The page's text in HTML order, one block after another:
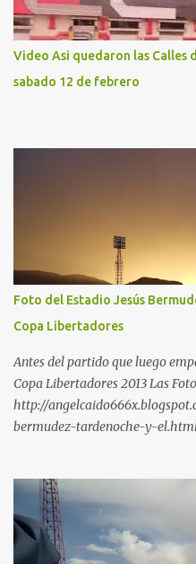
Video Asi quedaron las Calles
sabado 12 de febrero
Foto del Estadio Jesús
Copa Libertadores
Antes del partido que luego
Copa Libertadores 2013 Las
http://
bermudez-tardenoche-y-